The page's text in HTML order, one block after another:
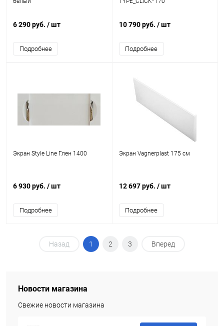
6 290 руб. / шт
Подробнее
10 790 руб. / шт
Подробнее
Экран Style Line Глен 1400
6 930 руб. / шт
Подробнее
Экран Vagnerplast 175 см
12 697 руб. / шт
Подробнее
Назад 1 2 3 Вперед
Новости магазина
Свежие новости магазина